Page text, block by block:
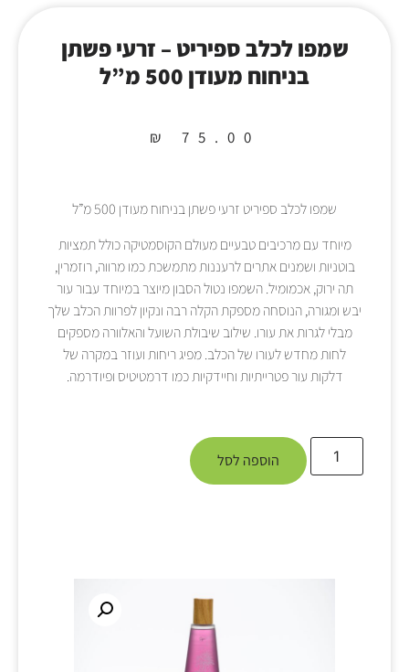
שמפו לכלב ספיריט – זרעי פשתן
בניחוח מעודן 500 מ”ל
₪ 75.00
שמפו לכלב ספיריט זרעי פשתן בניחוח מעודן 500 מ”ל
מיוחד עם מרכיבים טבעיים מעולם הקוסמטיקה כולל תמציות
בוטניות ושמנים אתרים לרעננות מתמשכת כמו מרווה, רוזמרין,
תה ירוק, אכמומיל. השמפו נטול הסבון מיוצר במיוחד עבור עור
יבש ומגורה, הנוסחה מספקת הקלה רבה ונקיון לפרוות הכלב שלך
מבלי לגרות את עורו. שילוב שיבולת השועל והאלוורה מספקים
לחות מחדש לעורו של הכלב. מפיג ריחות ועוזר במקרה של
דלקות עור פטרייתיות וחיידקיות כמו דרמטיטיס ופיודרמה.
הוספה לסל